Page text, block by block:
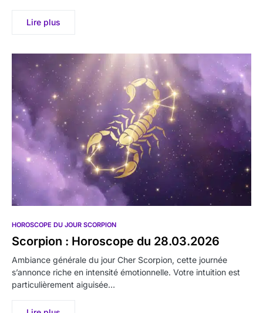
Lire plus
HOROSCOPE DU JOUR SCORPION
Scorpion : Horoscope du 28.03.2026
Ambiance générale du jour Cher Scorpion, cette journée
s’annonce riche en intensité émotionnelle. Votre intuition est
particulièrement aiguisée…